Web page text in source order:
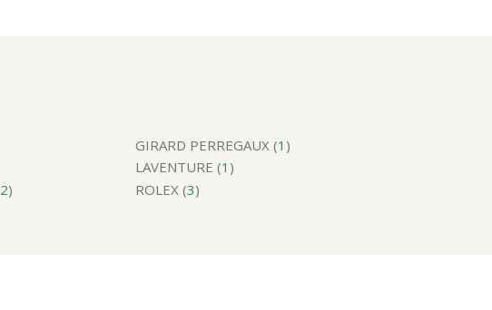
GIRARD PERREGAUX (1 )
LAVENTURE (1 )
2) ROLEX (3)